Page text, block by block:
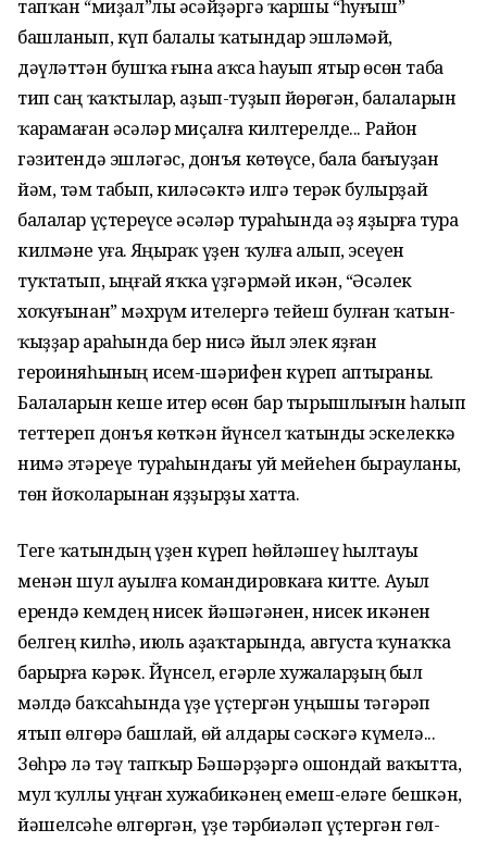
тапҡан “миҙал”лы әсәйҙәргә ҡаршы “һуғыш”
башланып, күп балалы ҡатындар эшләмәй,
дәүләттән бушҡа ғына аҡса һауып ятыр өсөн таба
тип саң ҡаҡтылар, аҙып-туҙып йөрөгән, балаларын
ҡарамаған әсәләр миҫалға килтерелде... Район
гәзитендә эшләгәс, донъя көтөүсе, бала бағыуҙан
йәм, тәм табып, киләсәктә илгә терәк булырҙай
балалар үҫтереүсе әсәләр тураһында әҙ яҙырға тура
килмәне уға. Яңыраҡ үҙен ҡулға алып, эсеүен
туҡтатып, ыңғай яҡҡа үҙгәрмәй икән, “Әсәлек
хоҡуғынан” мәхрүм ителергә тейеш булған ҡатын-
ҡыҙҙар араһында бер нисә йыл элек яҙған
героиняһының исем-шәрифен күреп аптыраны.
Балаларын кеше итер өсөн бар тырышлығын һалып
теттереп донъя көткән йүнсел ҡатынды эскелеккә
нимә этәреүе тураһындағы уй мейеһен бырауланы,
төн йоҡоларынан яҙҙырҙы хатта.
Теге ҡатындың үҙен күреп һөйләшеү һылтауы
менән шул ауылға командировкаға китте. Ауыл
ерендә кемдең нисек йәшәгәнен, нисек икәнен
белгең килһә, июль аҙаҡтарында, августа ҡунаҡҡа
барырға кәрәк. Йүнсел, егәрле хужаларҙың был
мәлдә баҡсаһында үҙе үҫтергән уңышы тәгәрәп
ятып өлгөрә башлай, өй алдары сәскәгә күмелә...
Зөһрә лә тәү тапҡыр Бәшәрҙәргә ошондай ваҡытта,
мул ҡуллы уңған хужабикәнең емеш-еләге бешкән,
йәшелсәһе өлгөргән, үҙе тәрбиәләп үҫтергән гөл-